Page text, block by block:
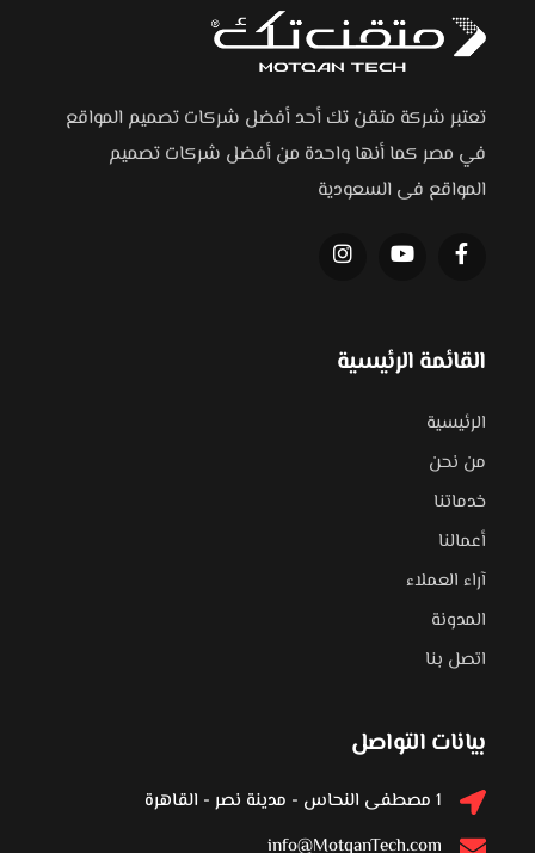
تعتبر شركة متقن تك أحد أفضل شركات تصميم المواقع
في مصر كما أنها واحدة من أفضل شركات تصميم
المواقع فى السعودية
القائمة الرئيسية
الرئيسية
من نحن
خدماتنا
أعمالنا
آراء العملاء
المدونة
اتصل بنا
بيانات التواصل
1 مصطفى النحاس - مدينة نصر - القاهرة
info@MotqanTech.com